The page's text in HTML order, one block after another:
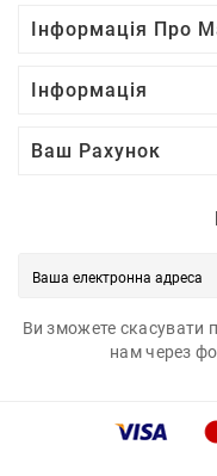
Інформація Про
Інформація
Ваш Рахунок
Ви зможете скасувати
нам через